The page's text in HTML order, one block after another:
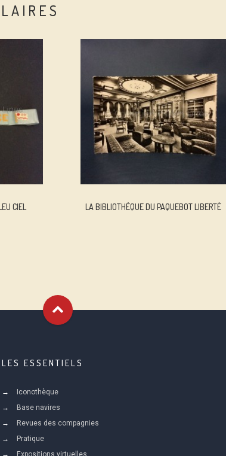
CIEL LA BIBLIOTHÈQUE DU PAQUEBOT LIBERTÉ
LES ESSENTIELS
Iconothèque
Base navires
Revues des compagnies
Pratique
Expositions virtuelles